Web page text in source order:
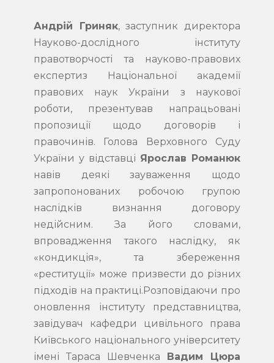
Андрій Гриняк, заступник директора
Науково-дослідного інституту
правотворчості та науково-правових
експертиз Національної академії
правових наук України з наукової
роботи, презентував напрацьовані
пропозиції щодо договорів і
правочинів. Голова Верховного Суду
України у відставці Ярослав Романюк
навів деякі зауваження щодо
запропонованих робочою групою
наслідків визнання договору
недійсним. За його словами,
впровадження такого наслідку, як
«кондикція», та збереження
«реституції» може призвести до різних
підходів на практиці.Розповідаючи про
оновлення інституту представництва,
завідувач кафедри цивільного права
Київського національного університету
імені Тараса Шевченка Вадим Цюра